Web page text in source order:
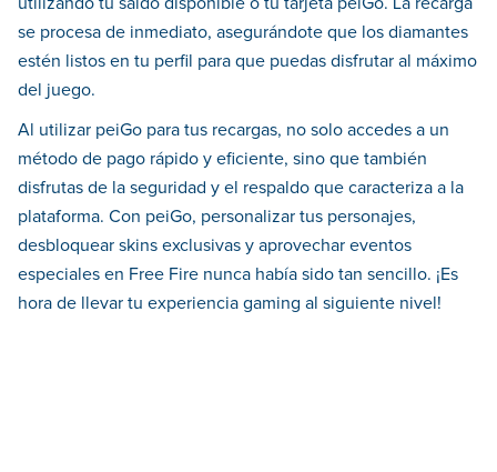
se procesa de inmediato, asegurándote que los diamantes
estén listos en tu perfil para que puedas disfrutar al máximo
del juego.
Al utilizar peiGo para tus recargas, no solo accedes a un
método de pago rápido y eficiente, sino que también
disfrutas de la seguridad y el respaldo que caracteriza a la
plataforma. Con peiGo, personalizar tus personajes,
desbloquear skins exclusivas y aprovechar eventos
especiales en Free Fire nunca había sido tan sencillo. ¡Es
hora de llevar tu experiencia gaming al siguiente nivel!